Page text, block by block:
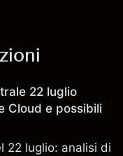
22 luglio
Cloud e possibili
22 luglio: analisi di